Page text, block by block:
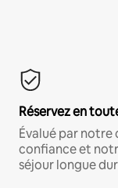
Réservez en
Évalué par
confiance et
séjour longue